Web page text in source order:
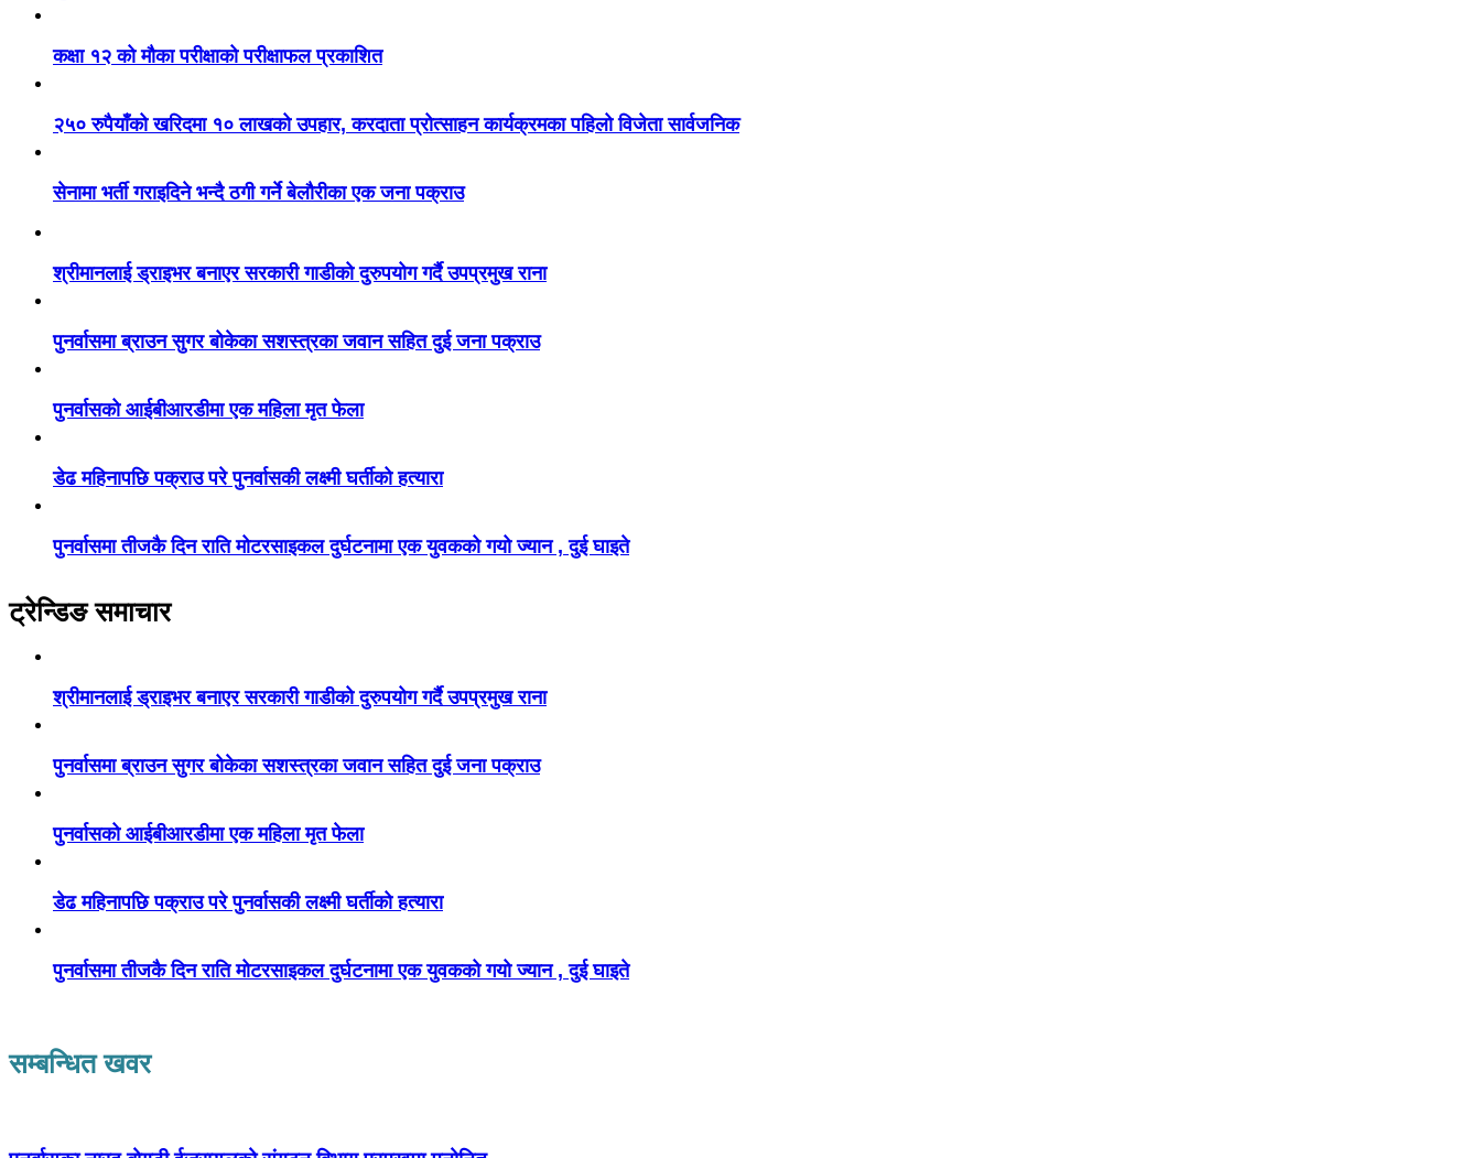
कक्षा १२ को मौका परीक्षाको परीक्षाफल प्रकाशित
२५० रुपैयाँको खरिदमा १० लाखको उपहार, करदाता प्रोत्साहन कार्यक्रमका पहिलो विजेता सार्वजनिक
सेनामा भर्ती गराइदिने भन्दै ठगी गर्ने बेलौरीका एक जना पक्राउ
श्रीमानलाई ड्राइभर बनाएर सरकारी गाडीको दुरुपयोग गर्दै उपप्रमुख राना
पुनर्वासमा ब्राउन सुगर बोकेका सशस्त्रका जवान सहित दुई जना पक्राउ
पुनर्वासको आईबीआरडीमा एक महिला मृत फेला
डेढ महिनापछि पक्राउ परे पुनर्वासकी लक्ष्मी घर्तीको हत्यारा
पुनर्वासमा तीजकै दिन राति मोटरसाइकल दुर्घटनामा एक युवकको गयो ज्यान , दुई घाइते
ट्रेन्डिङ समाचार
श्रीमानलाई ड्राइभर बनाएर सरकारी गाडीको दुरुपयोग गर्दै उपप्रमुख राना
पुनर्वासमा ब्राउन सुगर बोकेका सशस्त्रका जवान सहित दुई जना पक्राउ
पुनर्वासको आईबीआरडीमा एक महिला मृत फेला
डेढ महिनापछि पक्राउ परे पुनर्वासकी लक्ष्मी घर्तीको हत्यारा
पुनर्वासमा तीजकै दिन राति मोटरसाइकल दुर्घटनामा एक युवकको गयो ज्यान , दुई घाइते
सम्बन्धित खवर